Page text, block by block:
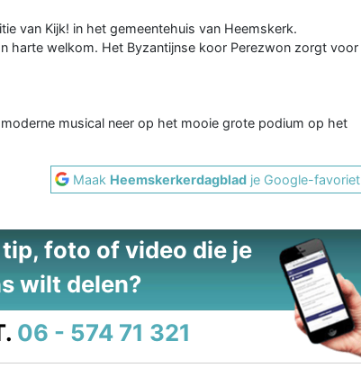
van Kijk! in het gemeentehuis van Heemskerk.
harte welkom. Het Byzantijnse koor Perezwon zorgt voor
musical neer op het mooie grote podium op het
Maak Heemskerkerdagblad je Google-favoriet
foto of video die je
wilt delen?
06 - 574 71 321